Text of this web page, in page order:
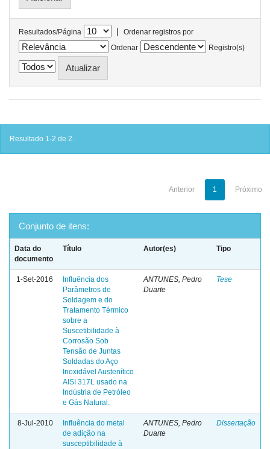
Resultados/Página |
Ordenar registros por
Ordenar
Registro(s)
Resultado 1-2 de 2.
Anterior 1 Próximo
Conjunto de itens:
Data do
documento
Título Autor(es) Tipo
1-Set-2016
Influência dos
Parâmetros de
Soldagem e do
Tratamento Térmico
sobre a
Suscetibilidade à
Corrosão Sob
Tensão de Juntas
Soldadas do Aço
Inoxidável Austenítico
AISI 317L usado na
Indústria de Petróleo
e Gás Natural.
ANTUNES, Pedro
Duarte
Tese
8-Jul-2010
Influência do metal
de adição na
susceptibilidade à
ANTUNES, Pedro
Duarte
Dissertação